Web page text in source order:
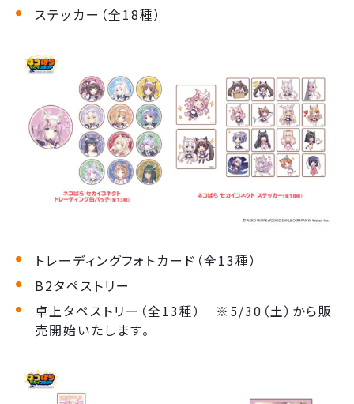
ステッカー（全18種）
トレーディングフォトカード（全13種）
B2タペストリー
卓上タペストリー（全13種） ※5/30（土）から販
売開始いたします。